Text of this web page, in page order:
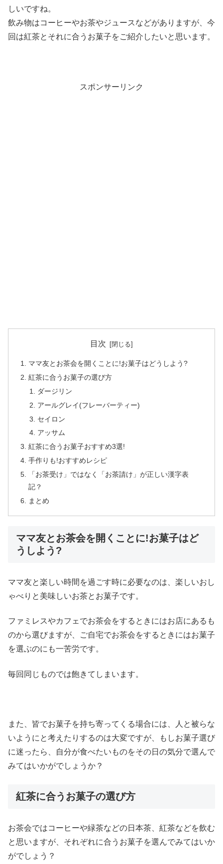
しいですね。
飲み物はコーヒーやお茶やジュースなどがありますが、今
回は紅茶とそれに合うお菓子をご紹介したいと思います。
スポンサーリンク
目次
ママ友とお茶会を開くことに!お菓子はどうしよう?
紅茶に合うお菓子の選び方
ダージリン
アールグレイ(フレーバーティー)
セイロン
アッサム
紅茶に合うお菓子おすすめ3選!
手作りも!おすすめレシピ
「お茶受け」ではなく「お茶請け」が正しい漢字表
記？
まとめ
ママ友とお茶会を開くことに!お菓子はど
うしよう?
ママ友と楽しい時間を過ごす時に必要なのは、楽しいおし
ゃべりと美味しいお茶とお菓子です。
ファミレスやカフェでお茶会をするときにはお店にあるも
のから選びますが、ご自宅でお茶会をするときにはお菓子
を選ぶのにも一苦労です。
毎回同じものでは飽きてしまいます。
また、皆でお菓子を持ち寄ってくる場合には、人と被らな
いようにと考えたりするのは大変ですが、もしお菓子選び
に迷ったら、自分が食べたいものをその日の気分で選んで
みてはいかがでしょうか？
紅茶に合うお菓子の選び方
お茶会ではコーヒーや緑茶などの日本茶、紅茶などを飲む
と思いますが、それぞれに合うお菓子を選んでみてはいか
がでしょう？